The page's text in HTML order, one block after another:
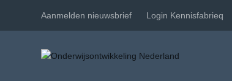
Aanmelden nieuwsbrief Login Kennisfabrieq